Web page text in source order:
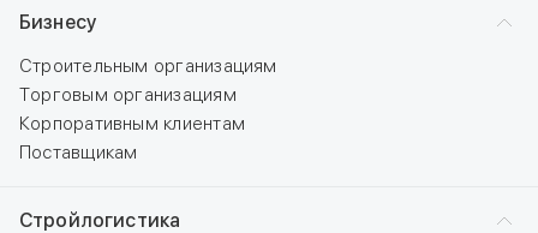
Бизнесу
Строительным организациям
Торговым организациям
Корпоративным клиентам
Поставщикам
Стройлогистика